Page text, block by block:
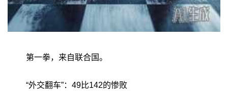
第一拳，来自联合国。
“外交翻车”：49比142的惨败